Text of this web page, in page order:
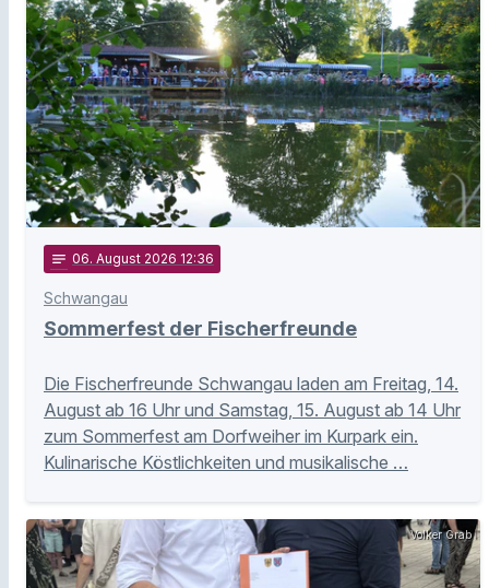
notes 06. August 2026 12:36
Schwangau
Sommerfest der Fischerfreunde
Die Fischerfreunde Schwangau laden am Freitag, 14.
August ab 16 Uhr und Samstag, 15. August ab 14 Uhr
zum Sommerfest am Dorfweiher im Kurpark ein.
Kulinarische Köstlichkeiten und musikalische …
Volker Grab